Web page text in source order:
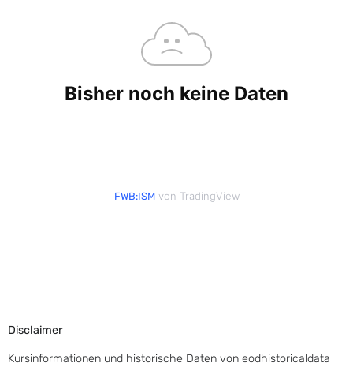
FWB:ISMvon TradingView
Disclaimer
Kursinformationen und historische Daten von eodhistoricaldata